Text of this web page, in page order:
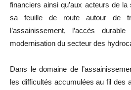
financiers ainsi qu’aux acteurs de
sa feuille de route autour de
l’assainissement, l’accès
modernisation du secteur des
Dans le domaine de
les difficultés accumulées au fil des